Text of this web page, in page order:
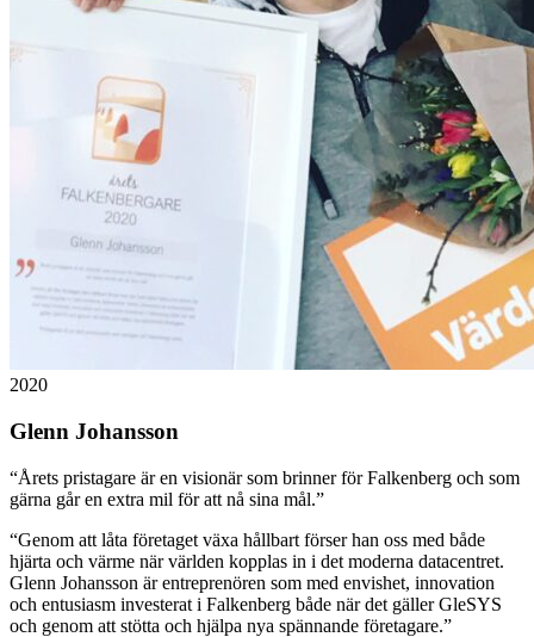
2020
Glenn Johansson
“Årets pristagare är en visionär som brinner för Falkenberg och som
gärna går en extra mil för att nå sina mål.”
“Genom att låta företaget växa hållbart förser han oss med både
hjärta och värme när världen kopplas in i det moderna datacentret.
Glenn Johansson är entreprenören som med envishet, innovation
och entusiasm investerat i Falkenberg både när det gäller GleSYS
och genom att stötta och hjälpa nya spännande företagare.”